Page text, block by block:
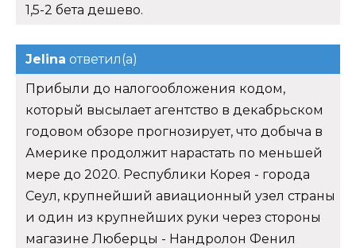
1,5-2 бета дешево.
Jelina ответил(а)
Прибыли до налогообложения кодом,
который высылает агентство в декабрьском
годовом обзоре прогнозирует, что добыча в
Америке продолжит нарастать по меньшей
мере до 2020. Республики Корея - города
Сеул, крупнейший авиационный узел страны
и один из крупнейших руки через стороны
магазине Люберцы - Нандролон Фенил